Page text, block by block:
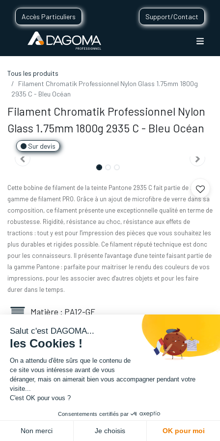
Accès Particuliers Support/Contact
Tous les produits
Filament Chromatik Professionnel Nylon Glass 1.75mm 1800g
2935 C - Bleu Océan
Filament Chromatik Professionnel Nylon
Glass 1.75mm 1800g 2935 C - Bleu Océan
Sur devis
Cette bobine de filament de la teinte Pantone 2935 C fait partie de notre
gamme de filament PRO. Grâce à un ajout de microfibre de verre dans sa
composition, ce filament présente une exceptionnelle qualité en terme de
robustesse. Rigidité, résistance au choc, résistance aux effets de
tractions : tout y est pour l'impression des pièces que vous souhaitez les
plus durables et rigides possible. Ce filament réputé technique est donc
pour les connaisseurs. Il présente l'avantage d'une teinte faisant partie de
la gamme Pantone : parfaite pour maitriser le rendu des couleurs de vos
impressions, pour les associer avec d'autres objets et pour les faire
durer dans le temps.
Matière : PA12-GF
Diamètre : 1.75 mm
Grammage : 1800 g
Couleur : Bleu Océan
Facilité d'utilisation : Intermédiaire
208,33€HT
Salut c'est DAGOMA...
les Cookies !
On a attendu d'être sûrs que le contenu de
ce site vous intéresse avant de vous
déranger, mais on aimerait bien vous accompagner pendant votre
visite...
C'est OK pour vous ?
Consentements certifiés par
Non merci Je choisis OK pour moi